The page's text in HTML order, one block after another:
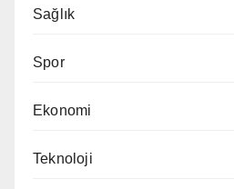
Sağlık
Spor
Ekonomi
Teknoloji